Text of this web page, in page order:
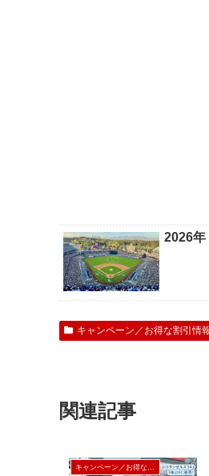
2026年
キャンペーン／お得な割引情
関連記事
キャンペーン／お得な割引情報